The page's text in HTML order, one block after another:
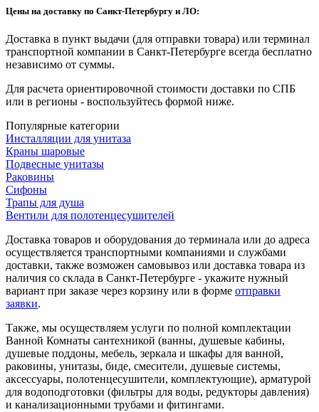
Цены на доставку по Санкт-Петербургу и ЛО:
Доставка в пункт выдачи (для отправки товара) или терминал
транспортной компании в Санкт-Петербурге всегда бесплатно
независимо от суммы.
Для расчета ориентировочной стоимости доставки по СПБ
или в регионы - воспользуйтесь формой ниже.
Популярные категории
Инсталляции для унитаза
Краны шаровые
Подвесные унитазы
Раковины
Сифоны
Трапы для душа
Вентили для полотенцесушителей
Доставка товаров и оборудования до терминала или до адреса
осуществляется транспортными компаниями и службами
доставки, также возможен самовывоз или доставка товара из
наличия со склада в Санкт-Петербурге - укажите нужный
вариант при заказе через корзину или в форме отправки
заявки.
Также, мы осуществляем услуги по полной комплектации
Ванной Комнаты сантехникой (ванны, душевые кабины,
душевые поддоны, мебель, зеркала и шкафы для ванной,
раковины, унитазы, биде, смесители, душевые системы,
аксессуары, полотенцесушители, комплектующие), арматурой
для водоподготовки (фильтры для воды, редукторы давления)
и канализационными трубами и фитингами.